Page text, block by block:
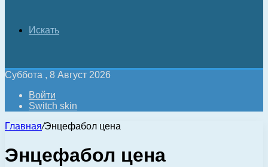
Искать
Суббота , 8 Август 2026
Войти
Switch skin
Главная/Энцефабол цена
Энцефабол цена